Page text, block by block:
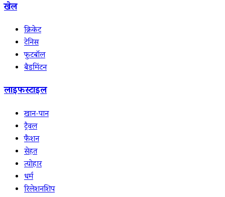
खेल
क्रिकेट
टेनिस
फुटबॉल
बैडमिंटन
लाइफस्टाइल
खान-पान
ट्रैवल
फैशन
सेहत
त्योहार
धर्म
रिलेशनशिप